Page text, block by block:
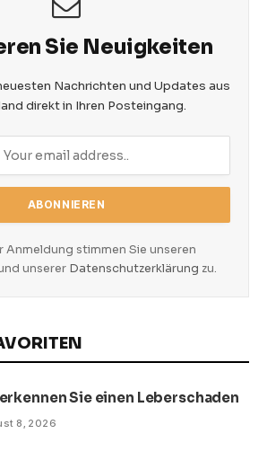
Sie Neuigkeiten
Nachrichten und Updates aus
direkt in Ihren Posteingang.
Anmeldung stimmen Sie unseren
unserer Datenschutzerklärung zu.
Sie einen Leberschaden
8, 2026